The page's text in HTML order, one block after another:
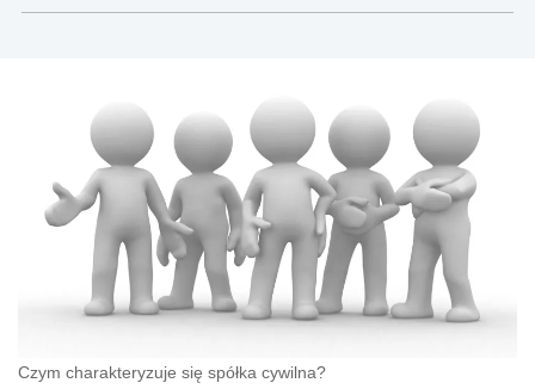
Czym charakteryzuje się spółka cywilna?